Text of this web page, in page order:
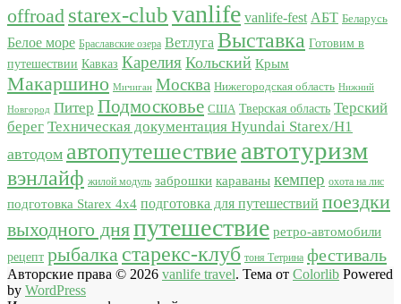
offroad starex-clubvanlife vanlife-fest АБТ Беларусь
Белое море Браславские озера Ветлуга Выставка Готовим в
путешествии Кавказ Карелия Кольский Крым
Макаршино Мичиган Москва Нижегородская область Нижний
Новгород Питер Подмосковье США Тверская область Терский
берег Техническая документация Hyundai Starex/H1
автодом автопутешествие автотуризм
вэнлайф жилой модуль заброшки караваны кемпер охота на лис
подготовка Starex 4x4 подготовка для путешествий поездки
выходного дняпутешествие ретро-автомобили
рецепт рыбалка старекс-клуб тоня Тетрина фестиваль
Авторские права © 2026 vanlife travel. Тема от Colorlib Powered
by WordPress